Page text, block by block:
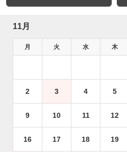
11月
月 火 水 木
2 3 4 5
9 10 11 12
16 17 18 19